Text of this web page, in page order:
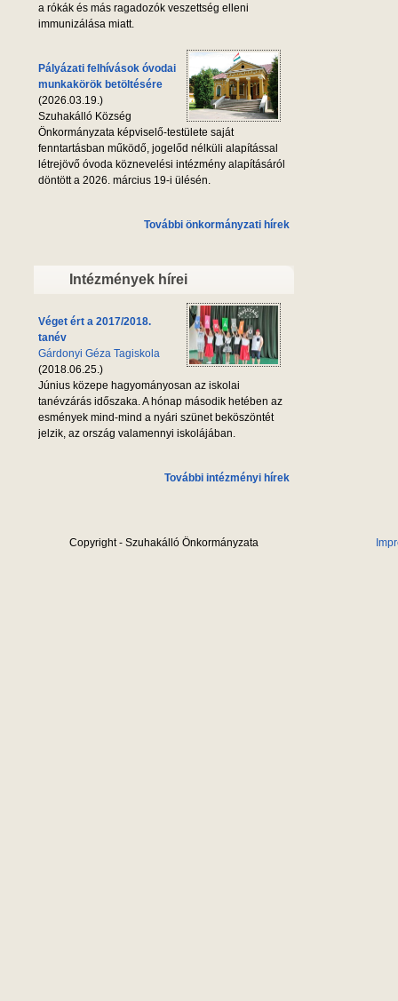
a rókák és más ragadozók veszettség elleni
immunizálása miatt.
Pályázati felhívások óvodai
munkakörök betöltésére
(2026.03.19.)
Szuhakálló Község
Önkormányzata képviselő-testülete saját
fenntartásban működő, jogelőd nélküli alapítással
létrejövő óvoda köznevelési intézmény alapításáról
döntött a 2026. március 19-i ülésén.
További önkormányzati hírek
Intézmények hírei
Véget ért a 2017/2018.
tanév
Gárdonyi Géza Tagiskola
(2018.06.25.)
Június közepe hagyományosan az iskolai
tanévzárás időszaka. A hónap második hetében az
esmények mind-mind a nyári szünet beköszöntét
jelzik, az ország valamennyi iskolájában.
További intézményi hírek
Copyright - Szuhakálló Önkormányzata